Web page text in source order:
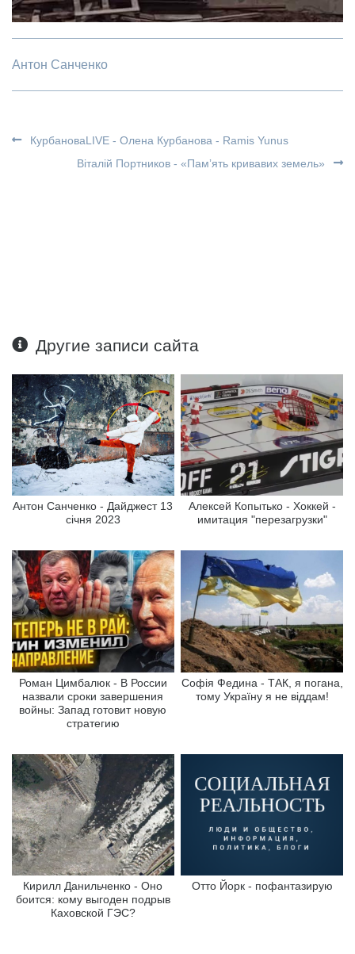
Антон Санченко
КурбановаLIVE - Олена Курбанова - Ramis Yunus
Віталій Портников - «Памʼять кривавих земель»
Другие записи сайта
Антон Санченко - Дайджест 13
січня 2023
Алексей Копытько - Хоккей -
имитация "перезагрузки"
Роман Цимбалюк - В России
назвали сроки завершения
войны: Запад готовит новую
стратегию
Софія Федина - ТАК, я погана,
тому Україну я не віддам!
Кирилл Данильченко - Оно
боится: кому выгоден подрыв
Каховской ГЭС?
Отто Йорк - пофантазирую